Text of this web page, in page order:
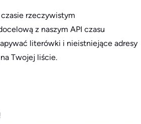
rzeczywistym
z naszym API czasu
literówki i nieistniejące adresy
Twojej liście.